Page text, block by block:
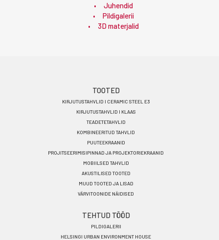
Juhendid
Pildigalerii
3D materjalid
TOOTED
KIRJUTUSTAHVLID I CERAMIC STEEL E3
KIRJUTUSTAHVLID I KLAAS
TEADETETAHVLID
KOMBINEERITUD TAHVLID
PUUTEEKRAANID
PROJITSEERIMISIPINNAD JA PROJEKTORIEKRAANID
MOBIILSED TAHVLID
AKUSTILISED TOOTED
MUUD TOOTED JA LISAD
VÄRVITOONIDE NÄIDISED
TEHTUD TÖÖD
PILDIGALERII
HELSINGI URBAN ENVIRONMENT HOUSE